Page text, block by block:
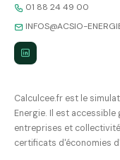
01 88 24 49 00
INFOS@ACSIO-
Calculcee.fr est le
Energie. Il est
entreprises et
certificats d'économies